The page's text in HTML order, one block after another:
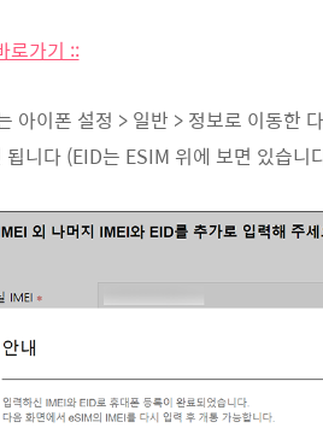
로가기 ::
이폰 설정 > 일반 > 정보로 이동한
니다 (EID는 ESIM 위에 보면 있습니